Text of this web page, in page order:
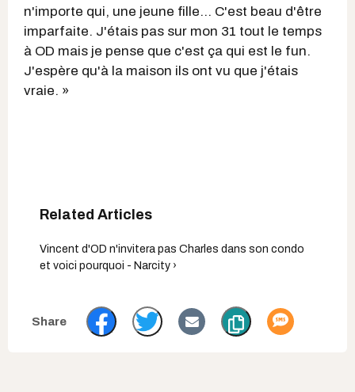
n'importe qui, une jeune fille... C'est beau d'être
imparfaite. J'étais pas sur mon 31 tout le temps
à OD mais je pense que c'est ça qui est le fun.
J'espère qu'à la maison ils ont vu que j'étais
vraie. »
Vincent d'OD n'invitera pas Charles dans son condo
et voici pourquoi - Narcity ›